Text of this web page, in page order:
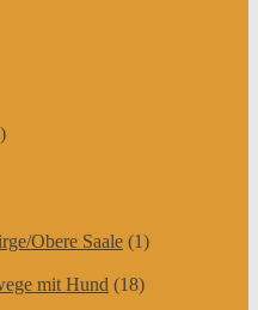
Obere Saale (1)
mit Hund (18)